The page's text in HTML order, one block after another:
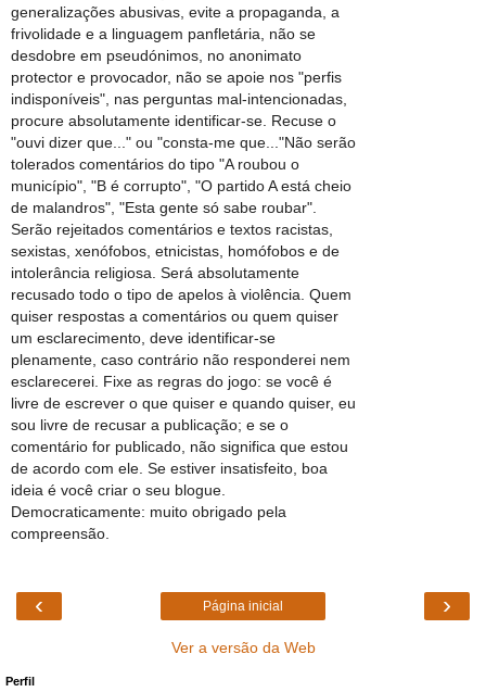
generalizações abusivas, evite a propaganda, a
frivolidade e a linguagem panfletária, não se
desdobre em pseudónimos, no anonimato
protector e provocador, não se apoie nos "perfis
indisponíveis", nas perguntas mal-intencionadas,
procure absolutamente identificar-se. Recuse o
"ouvi dizer que..." ou "consta-me que..."Não serão
tolerados comentários do tipo "A roubou o
município", "B é corrupto", "O partido A está cheio
de malandros", "Esta gente só sabe roubar".
Serão rejeitados comentários e textos racistas,
sexistas, xenófobos, etnicistas, homófobos e de
intolerância religiosa. Será absolutamente
recusado todo o tipo de apelos à violência. Quem
quiser respostas a comentários ou quem quiser
um esclarecimento, deve identificar-se
plenamente, caso contrário não responderei nem
esclarecerei. Fixe as regras do jogo: se você é
livre de escrever o que quiser e quando quiser, eu
sou livre de recusar a publicação; e se o
comentário for publicado, não significa que estou
de acordo com ele. Se estiver insatisfeito, boa
ideia é você criar o seu blogue.
Democraticamente: muito obrigado pela
compreensão.
‹ ›
Página inicial
Ver a versão da Web
Perfil